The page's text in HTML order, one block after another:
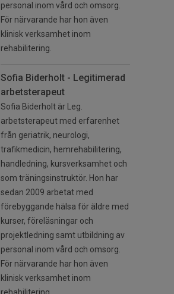
personal inom vård och omsorg.
För närvarande har hon även
klinisk verksamhet inom
rehabilitering.
Sofia Biderholt - Legitimerad
arbetsterapeut
Sofia Biderholt är Leg.
arbetsterapeut med erfarenhet
från geriatrik, neurologi,
trafikmedicin, hemrehabilitering,
handledning, kursverksamhet och
som träningsinstruktör. Hon har
sedan 2009 arbetat med
förebyggande hälsa för äldre med
kurser, föreläsningar och
projektledning samt utbildning av
personal inom vård och omsorg.
För närvarande har hon även
klinisk verksamhet inom